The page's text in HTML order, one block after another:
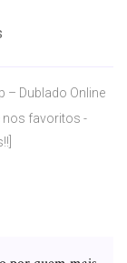
– Dublado Online
nos favoritos -